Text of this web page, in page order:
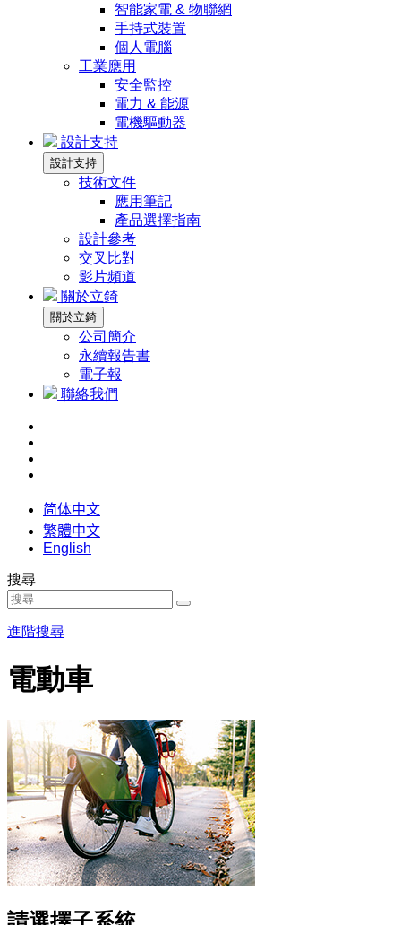
智能家電 & 物聯網
手持式裝置
個人電腦
工業應用
安全監控
電力 & 能源
電機驅動器
設計支持
設計支持
技術文件
應用筆記
產品選擇指南
設計參考
交叉比對
影片頻道
關於立錡
關於立錡
公司簡介
永續報告書
電子報
聯絡我們
简体中文
繁體中文
English
搜尋
進階搜尋
電動車